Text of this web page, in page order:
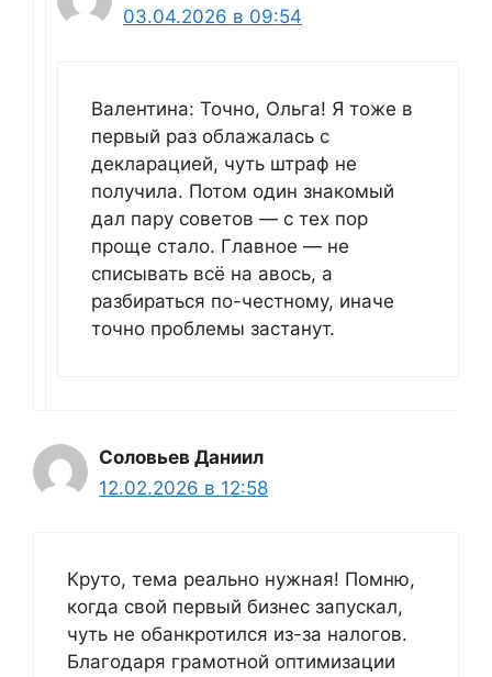
03.04.2026 в 09:54
Валентина: Точно, Ольга! Я тоже в
первый раз облажалась с
декларацией, чуть штраф не
получила. Потом один знакомый
дал пару советов — с тех пор
проще стало. Главное — не
списывать всё на авось, а
разбираться по-честному, иначе
точно проблемы застанут.
Соловьев Даниил
12.02.2026 в 12:58
Круто, тема реально нужная! Помню,
когда свой первый бизнес запускал,
чуть не обанкротился из-за налогов.
Благодаря грамотной оптимизации